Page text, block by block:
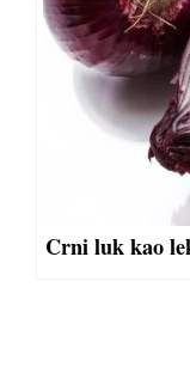
Crni luk kao